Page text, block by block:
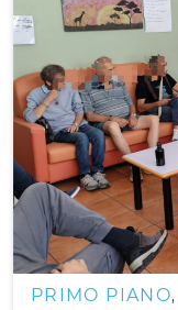
PRIMO PIANO,